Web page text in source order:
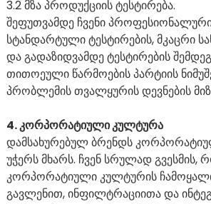
3.2 მზა პროდუქციის ტესტირება.
შეფუთვამდე ჩვენი
სტანდარტული ტესტირების, მკაცრი
და გადაზიდვამდე ტესტირების
თითოეული წარმოების პარტიის
პრობლემის თვალყურის დევნების
4. კორპორატიული კულტურა
დამსახურებულ ბრენდს
უჭერს მხარს. ჩვენ სრულად გვესმის,
კორპორატიული კულტურის
გავლენით, ინფილტრაციითა და